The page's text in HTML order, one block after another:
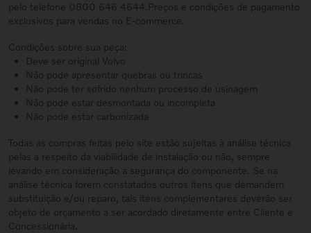
pelo telefone 0800 646 4644.Preços e condições de pagamento
exclusivos para vendas no E-commerce.
Condições sobre sua peça:
Deve ser original Volvo
Não pode apresentar quebras ou trincas
Não pode ter sofrido nenhum processo de usinagem
Não pode estar desmontada ou incompleta
Não pode estar carbonizada
Todas as compras feitas pelo site estão sujeitas à análise técnica
pelas a respeito da viabilidade de instalação ou não, sempre
levando em consideração a segurança do componente. Se na
análise técnica forem constatados outros itens que demandem
substituição e/ou reparo, tais itens complementares deverão ser
objeto de orçamento a ser acordado diretamente entre Cliente e
Concessionária.